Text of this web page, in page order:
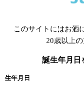
このサイトにはお酒
20歳以上
誕生年月日
生年月日